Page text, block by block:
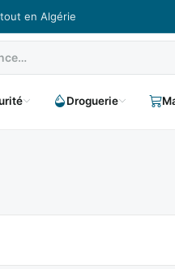
en Algérie
Droguerie